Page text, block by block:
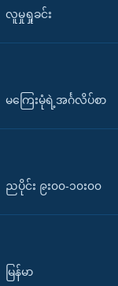
လူမှုရှုခင်း
မကြေးမုံရဲ့အင်္ဂလိပ်စာ
ညပိုင်း ၉း၀၀-၁၀း၀၀
မြန်မာ